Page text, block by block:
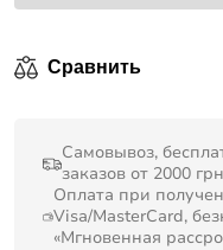
Сравнить
Самовывоз,
заказов от 2000
Оплата при
Visa/MasterCard,
«Мгновенная